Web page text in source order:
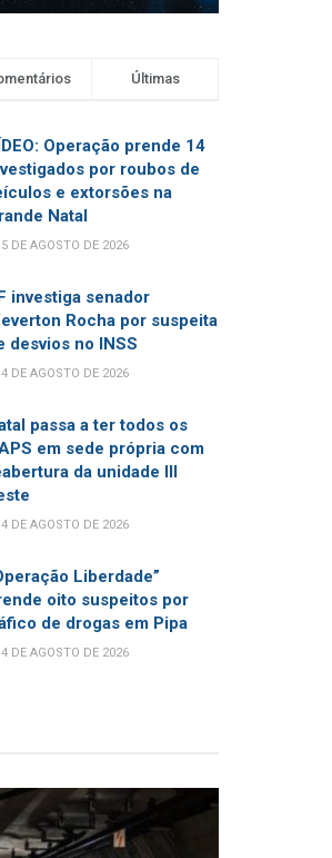
Últimas
Operação prende 14
por roubos de
e extorsões na
Natal
5 DE AGOSTO DE 2026
investiga senador
Rocha por suspeita
desvios no INSS
4 DE AGOSTO DE 2026
passa a ter todos os
em sede própria com
da unidade III
4 DE AGOSTO DE 2026
Liberdade”
oito suspeitos por
de drogas em Pipa
4 DE AGOSTO DE 2026